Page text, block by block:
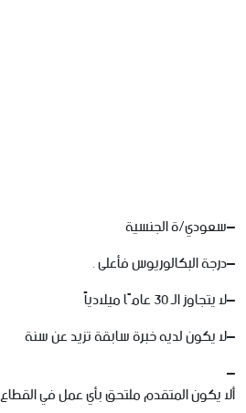
–سعودي/ةالجنسية
–درجةالبكالوريوسفأعلى.
–لايتجاوزالـ30 عامًاميلادياً
–لايكونلديهخبرةسابقةتزيدعنسنة
–
ألايكونالمتقدمملتحقبأيعملفيالقطاع